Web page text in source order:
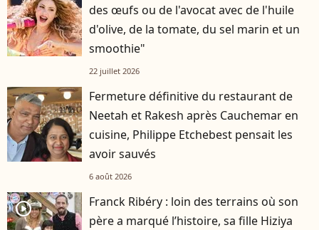
des œufs ou de l'avocat avec de l'huile
d'olive, de la tomate, du sel marin et un
smoothie"
22 juillet 2026
Fermeture définitive du restaurant de
Neetah et Rakesh après Cauchemar en
cuisine, Philippe Etchebest pensait les
avoir sauvés
6 août 2026
player2
Franck Ribéry : loin des terrains où son
père a marqué l’histoire, sa fille Hiziya